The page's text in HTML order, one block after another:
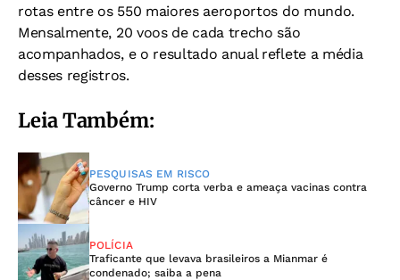
rotas entre os 550 maiores aeroportos do mundo.
Mensalmente, 20 voos de cada trecho são
acompanhados, e o resultado anual reflete a média
desses registros.
Leia Também:
PESQUISAS EM RISCO
Governo Trump corta verba e ameaça vacinas contra
câncer e HIV
POLÍCIA
Traficante que levava brasileiros a Mianmar é
condenado; saiba a pena